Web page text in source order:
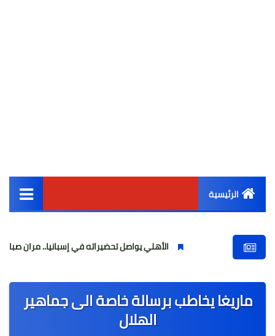
الرئيسية
أخبار مصر
عالمى
الرياضة
الأهلي يواصل تحضيراته في إسبانيا.. مران صباحي قوي
ماريغا يخاطب برسالة خاصة الى جماهير
الهلال